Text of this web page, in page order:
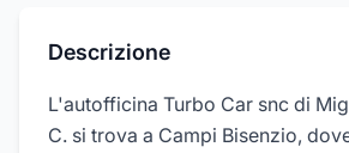
Descrizione
L'autofficina Turbo Car snc di
C. si trova a Campi Bisenzio,